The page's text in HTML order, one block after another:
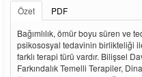
Özet
PDF
Bağımlılık, ömür boyu süren ve
psikososyal tedavinin birlikteliği
farklı terapi türü vardır. Bilişsel
Farkındalık Temelli Terapiler,